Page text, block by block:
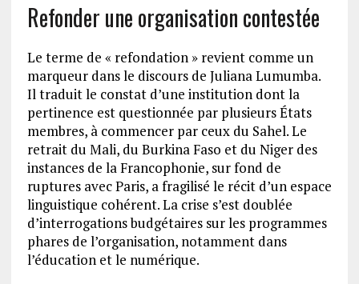
Refonder une organisation contestée
Le terme de « refondation » revient comme un
marqueur dans le discours de Juliana Lumumba.
Il traduit le constat d’une institution dont la
pertinence est questionnée par plusieurs États
membres, à commencer par ceux du Sahel. Le
retrait du Mali, du Burkina Faso et du Niger des
instances de la Francophonie, sur fond de
ruptures avec Paris, a fragilisé le récit d’un espace
linguistique cohérent. La crise s’est doublée
d’interrogations budgétaires sur les programmes
phares de l’organisation, notamment dans
l’éducation et le numérique.